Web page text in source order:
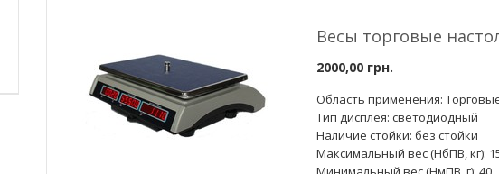
Весы торговые
2000,00 грн.
Область применения:
Тип дисплея: светодиодный
Наличие стойки: без стойки
Максимальный вес (НбПВ, кг):